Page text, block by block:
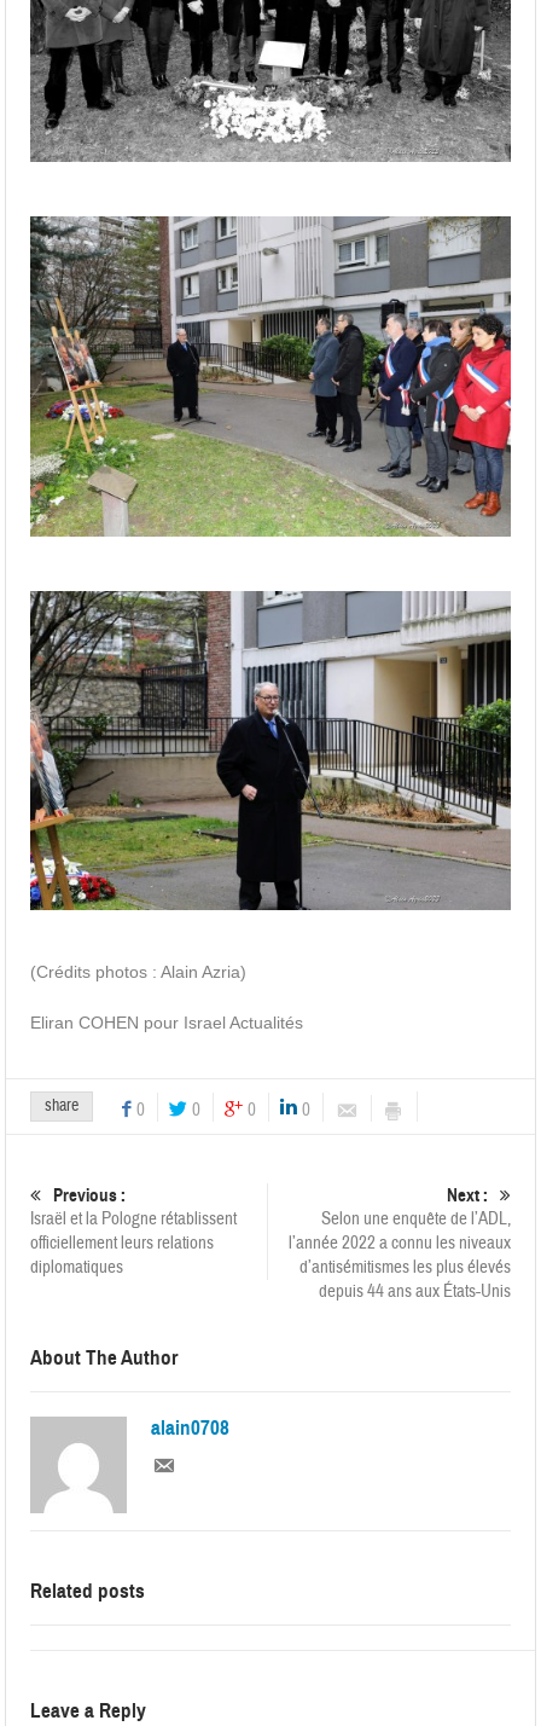
(Crédits photos : Alain Azria)
Eliran COHEN pour Israel Actualités
share 0 0 0 0
Previous :
Israël et la Pologne rétablissent
officiellement leurs relations
diplomatiques
Next :
Selon une enquête de l’ADL,
l’année 2022 a connu les niveaux
d’antisémitismes les plus élevés
depuis 44 ans aux États-Unis
About The Author
alain0708
Related posts
Leave a Reply